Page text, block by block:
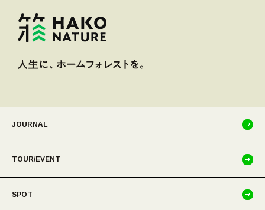
JOURNAL
TOUR/EVENT
SPOT